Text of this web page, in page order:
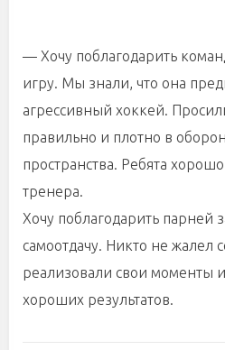
— Хочу поблагодарить
игру. Мы знали, что она
агрессивный хоккей.
правильно и плотно в
пространства. Ребята
тренера.
Хочу поблагодарить парней
самоотдачу. Никто не жалел
реализовали свои моменты
хороших результатов.